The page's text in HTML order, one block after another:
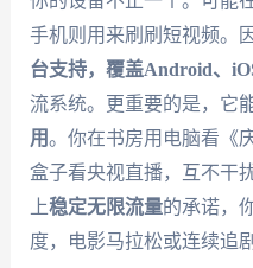
手机则用来刷刷短视频。
台支持，覆盖Android、
流系统。更重要的是，它
用。你在书房用电脑看《
盒子看央视直播，互不干
上稳定无限流量的承诺，
度，电影马拉松或连续追